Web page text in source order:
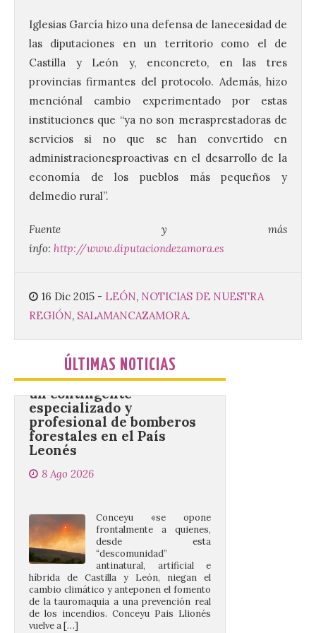
Iglesias García hizo una defensa de lanecesidad de
las diputaciones en un territorio como el de
Castilla y León y, enconcreto, en las tres
provincias firmantes del protocolo. Además, hizo
menciónal cambio experimentado por estas
instituciones que “ya no son merasprestadoras de
servicios si no que se han convertido en
administracionesproactivas en el desarrollo de la
economía de los pueblos más pequeños y
delmedio rural”.
Fuente y más
info: http://www.diputaciondezamora.es
16 Dic 2015 - LEÓN, NOTICIAS DE NUESTRA
REGIÓN, SALAMANCAZAMORA.
ÚLTIMAS NOTICIAS
La UPSA impulsa la
creación musical con el I
Concurso Internacional de
Composición Coral Sacra
8 Ago 2026
Este certamen,
promovido por el Instituto
Universitario de Música
Pontificia de Salamanca
(UPSA), premiará composiciones
inéditas, destinadas a coro, con un
noviembre. La Universidad, a […]
Conceyu vuelve a exigir
un contingente
especializado y
forestales en el País
Leonés
8 Ago 2026
“descomunidad”
antinatural, artificial e
híbrida de Castilla y León, niegan el
cambio climático y anteponen el fomento
de la tauromaquia a una prevención real
de los incendios. Conceyu Pais Llionés
vuelve a […]